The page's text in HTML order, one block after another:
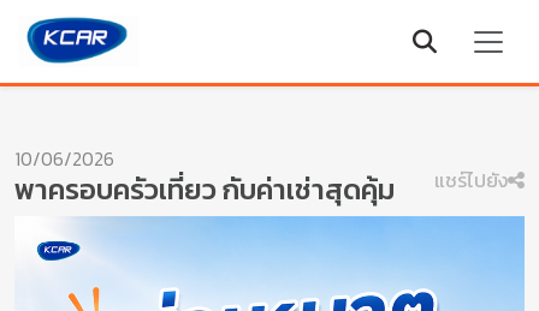
10/06/2026
พาครอบครัวเที่ยว กับค่าเช่าสุดคุ้ม แชร์ไปยัง